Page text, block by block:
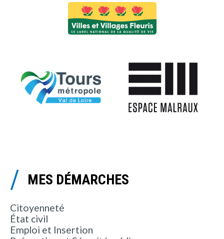
MES DÉMARCHES
Citoyenneté
État civil
Emploi et Insertion